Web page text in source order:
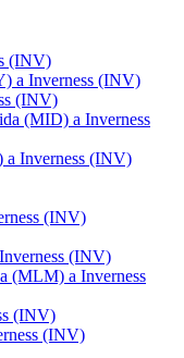
(INV)
a Inverness (INV)
(INV)
(MID) a Inverness
a Inverness (INV)
(INV)
(INV)
(MLM) a Inverness
(INV)
(INV)